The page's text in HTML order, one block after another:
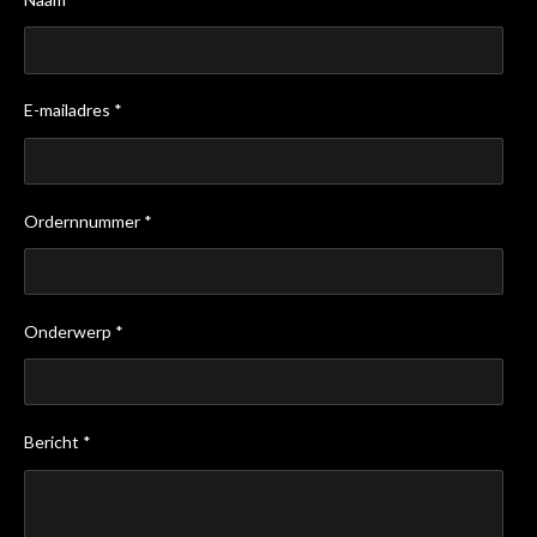
E-mailadres *
Ordernnummer *
Onderwerp *
Bericht *